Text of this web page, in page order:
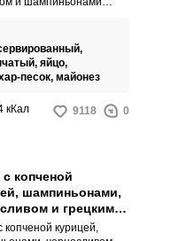
Это ароматное и
вы можете
и к праздничному
салата
соединяются в
яйцо,
песок, майонез
кКал 9118 0
копченой
шампиньонами,
и грецким
копченой курицей,